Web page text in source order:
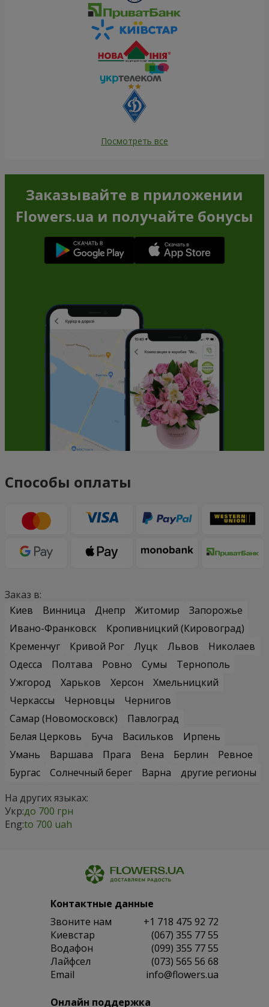
Посмотреть все
Заказывайте в приложении
Flowers.ua и получайте бонусы
Способы оплаты
Заказ в:
Киев
Винница Днепр Житомир
Запорожье
Ивано-Франковск
Кропивницкий (Кировоград)
Кременчуг
Кривой Рог Луцк Львов
Николаев
Одесса
Полтава Ровно Сумы
Тернополь
Ужгород
Харьков Херсон
Хмельницкий
Черкассы
Черновцы
Чернигов
Самар (Новомосковск)
Павлоград
Белая Церковь
Буча Васильков
Ирпень
Умань
Варшава Прага Вена Берлин
Ревное
Бургас
Солнечный берег Варна
другие регионы
На других языках:
Укр:до 700 грн
Eng:to 700 uah
Контактные данные
Звоните нам
+1 718 475 92 72
Киевстар
(067) 355 77 55
Водафон
(099) 355 77 55
Лайфсел
(073) 565 56 68
Email
info@flowers.ua
Онлайн поддержка